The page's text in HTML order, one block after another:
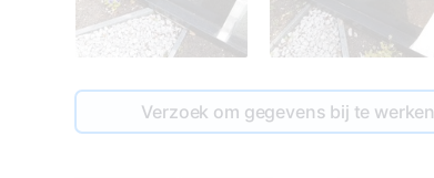
Verzoek om gegevens bij te werken